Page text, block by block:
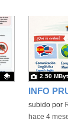
INFO
Contenido
subido por
2.50
-hace 4